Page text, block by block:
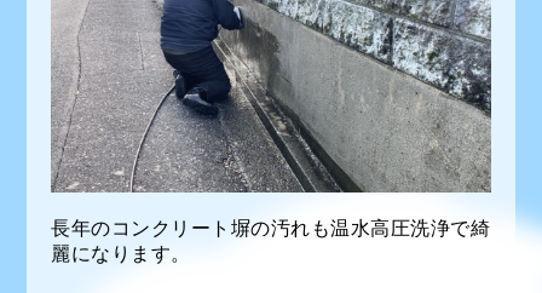
長年のコンクリート塀の汚れも温水高圧洗浄で綺
麗になります。